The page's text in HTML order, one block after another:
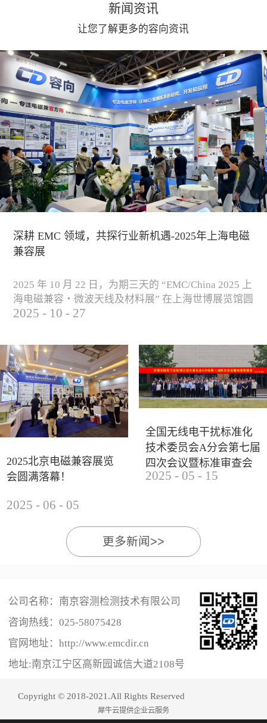
新闻资讯
让您了解更多的容向资讯
深耕 EMC 领域，共探行业新机遇-2025年上海电磁
兼容展
2025 年 10 月 22 日，为期三天的 “EMC/China 2025 上
海电磁兼容・微波天线及材料展” 在上海世博展览馆圆
满落下帷幕。作为电磁兼容领域的行业盛会，本届展
研讨及产品展示等多种形式，深入交流行业见解，踊
跃探索合作空间，为电磁兼容领域的高质量发展汇聚
了新动能。产品展示展会现场，公司展示了...
2025 - 10 - 27
2025北京电磁兼容展览
会圆满落幕！
2025 - 06 - 05
全国无线电干扰标准化
技术委员会A分会第七届
四次会议暨标准审查会
成功举办
2025 - 05 - 15
更多新闻>>
公司名称：南京容测检测技术有限公司
咨询热线： 025-58075428
官网地址：http://www.emcdir.cn
地址:南京江宁区高新园诚信大道2108号
Copyright © 2018-2021.All Rights Reserved
犀牛云提供企业云服务